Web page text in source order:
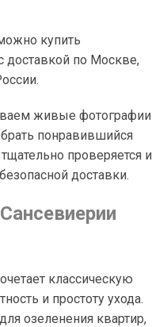
купить
доставкой по Москве,
живые фотографии
понравившийся
проверяется и
доставки.
классическую
и простоту ухода.
озеленения квартир,